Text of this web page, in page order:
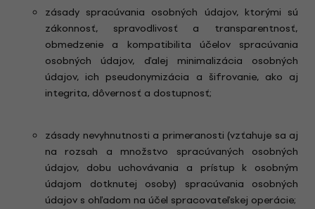
zásady spracúvania osobných údajov, ktorými sú
zákonnosť, spravodlivosť a transparentnosť,
obmedzenie a kompatibilita účelov spracúvania
osobných údajov, ďalej minimalizácia osobných
údajov, ich pseudonymizácia a šifrovanie, ako aj
integrita, dôvernosť a dostupnosť;
zásady nevyhnutnosti a primeranosti (vzťahuje sa aj
na rozsah a množstvo spracúvaných osobných
údajov, dobu uchovávania a prístup k osobným
údajom dotknutej osoby) spracúvania osobných
údajov s ohľadom na účel spracovateľskej operácie;